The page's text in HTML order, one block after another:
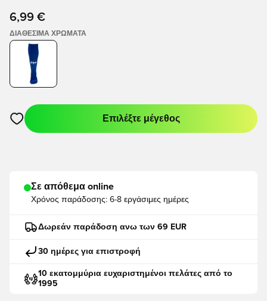
6,99 €
ΔΙΑΘΈΣΙΜΑ ΧΡΏΜΑΤΑ
Ανοίγει ένα Modal για να συνδεθείτε ή να εγγραφείτε ως
Επιλέξτε μέγεθος
Σε απόθεμα online
Χρόνος παράδοσης: 6-8 εργάσιμες ημέρες
Δωρεάν παράδοση ανω των 69 EUR
30 ημέρες για επιστροφή
10 εκατομμύρια ευχαριστημένοι πελάτες από το
1995